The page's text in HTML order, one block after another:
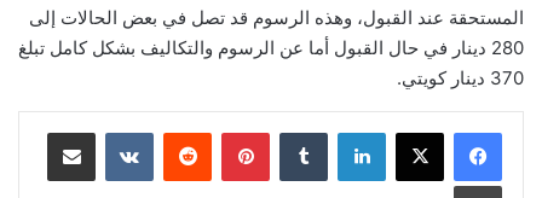
المستحقة عند القبول، وهذه الرسوم قد تصل في بعض الحالات إلى
280 دينار في حال القبول أما عن الرسوم والتكاليف بشكل كامل تبلغ
370 دينار كويتي.
لينكدإن بينتيريست